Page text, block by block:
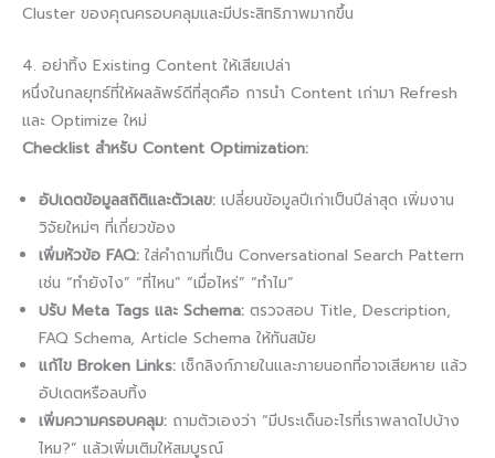
Cluster ของคุณครอบคลุมและมีประสิทธิภาพมากขึ้น
4. อย่าทิ้ง Existing Content ให้เสียเปล่า
หนึ่งในกลยุทธ์ที่ให้ผลลัพธ์ดีที่สุดคือ การนำ Content เก่ามา Refresh
และ Optimize ใหม่
Checklist สำหรับ Content Optimization:
อัปเดตข้อมูลสถิติและตัวเลข: เปลี่ยนข้อมูลปีเก่าเป็นปีล่าสุด เพิ่มงาน
วิจัยใหม่ๆ ที่เกี่ยวข้อง
เพิ่มหัวข้อ FAQ: ใส่คำถามที่เป็น Conversational Search Pattern
เช่น “ทำยังไง” “ที่ไหน” “เมื่อไหร่” “ทำไม”
ปรับ Meta Tags และ Schema: ตรวจสอบ Title, Description,
FAQ Schema, Article Schema ให้ทันสมัย
แก้ไข Broken Links: เช็กลิงก์ภายในและภายนอกที่อาจเสียหาย แล้ว
อัปเดตหรือลบทิ้ง
เพิ่มความครอบคลุม: ถามตัวเองว่า “มีประเด็นอะไรที่เราพลาดไปบ้าง
ไหม?” แล้วเพิ่มเติมให้สมบูรณ์